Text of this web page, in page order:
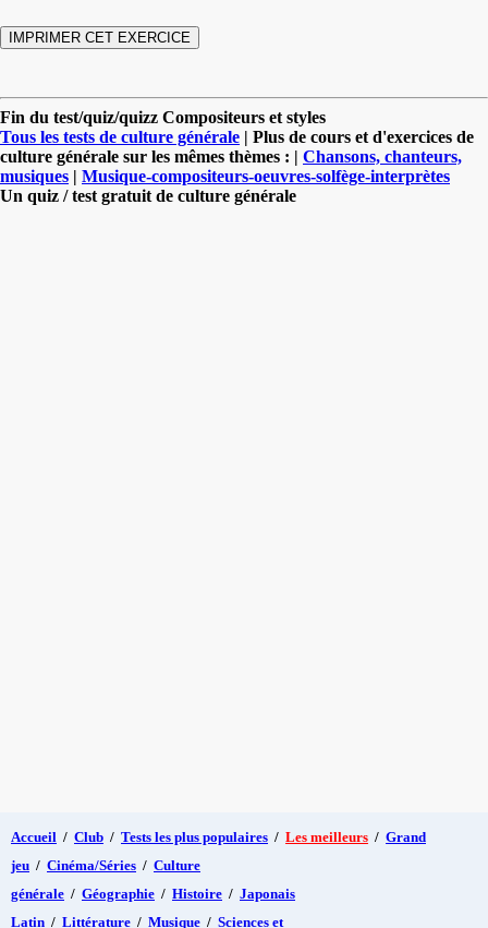
Fin du test/quiz/quizz Compositeurs et styles
Tous les tests de culture générale | Plus de cours et d'exercices de
culture générale sur les mêmes thèmes : | Chansons, chanteurs,
musiques | Musique-compositeurs-oeuvres-solfège-interprètes
Un quiz / test gratuit de culture générale
Accueil / Club / Tests les plus populaires / Les meilleurs / Grand
jeu / Cinéma/Séries / Culture
générale / Géographie / Histoire / Japonais
Latin / Littérature / Musique / Sciences et